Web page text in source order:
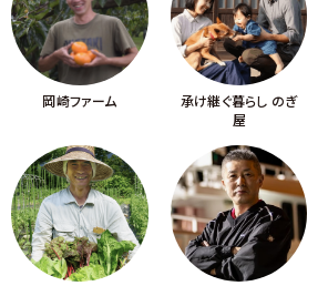
岡崎ファーム
承け継ぐ暮らし のぎ
屋